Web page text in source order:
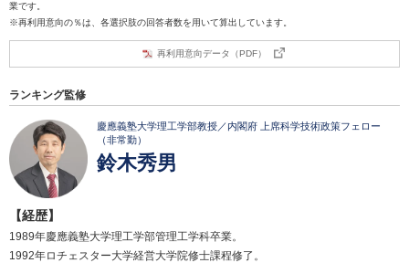
業です。
※再利用意向の％は、各選択肢の回答者数を用いて算出しています。
再利用意向データ（PDF）
ランキング監修
慶應義塾大学理工学部教授／内閣府 上席科学技術政策フェロー
（非常勤）
鈴木秀男
【経歴】
1989年慶應義塾大学理工学部管理工学科卒業。
1992年ロチェスター大学経営大学院修士課程修了。